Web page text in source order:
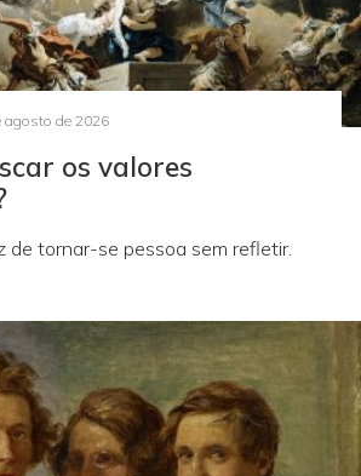
agosto de 2026
os valores
de tornar-se pessoa sem refletir.